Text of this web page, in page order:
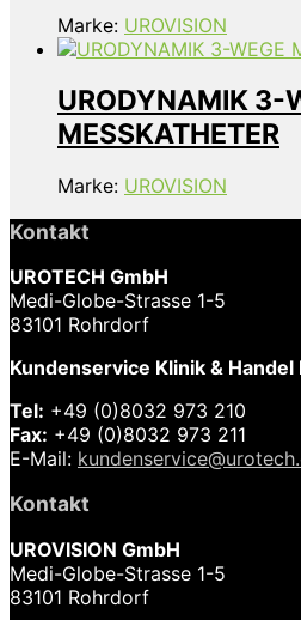
Marke: UROVISION
URODYNAMIK 3-
MESSKATHETER
Marke: UROVISION
Kontakt
UROTECH GmbH
Medi-Globe-Strasse 1-5
83101 Rohrdorf
Kundenservice Klinik & Handel
Tel: +49 (0)8032 973 210
Fax: +49 (0)8032 973 211
E-Mail:
Kontakt
UROVISION GmbH
Medi-Globe-Strasse 1-5
83101 Rohrdorf